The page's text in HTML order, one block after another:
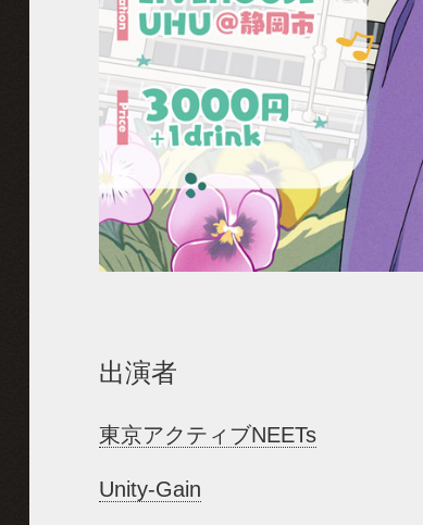
出演者
東京アクティブNEETs
Unity-Gain